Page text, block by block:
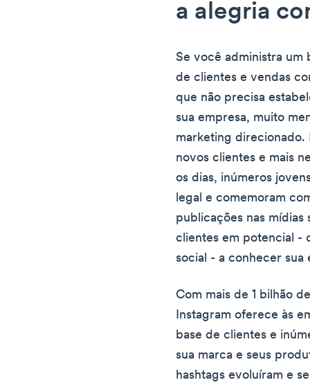
a alegria
Se você administra
de clientes e vendas
que não precisa
sua empresa, muito
marketing direcionado.
novos clientes e mais
os dias, inúmeros
legal e comemoram
publicações nas mídias
clientes em potencial -
social - a conhecer sua
Com mais de 1 bilhão
Instagram oferece às
base de clientes e
sua marca e seus
hashtags evoluíram e